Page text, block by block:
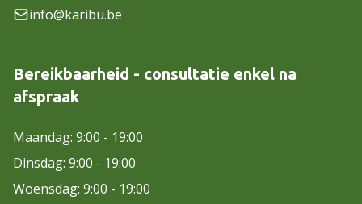
info@karibu.be
Bereikbaarheid - consultatie enkel na
afspraak
Maandag: 9:00 - 19:00
Dinsdag: 9:00 - 19:00
Woensdag: 9:00 - 19:00